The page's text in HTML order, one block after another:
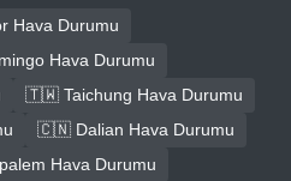
Durumu
Hava Durumu
🇹🇼 Taichung Hava Durumu
🇨🇳 Dalian Hava Durumu
Hava Durumu